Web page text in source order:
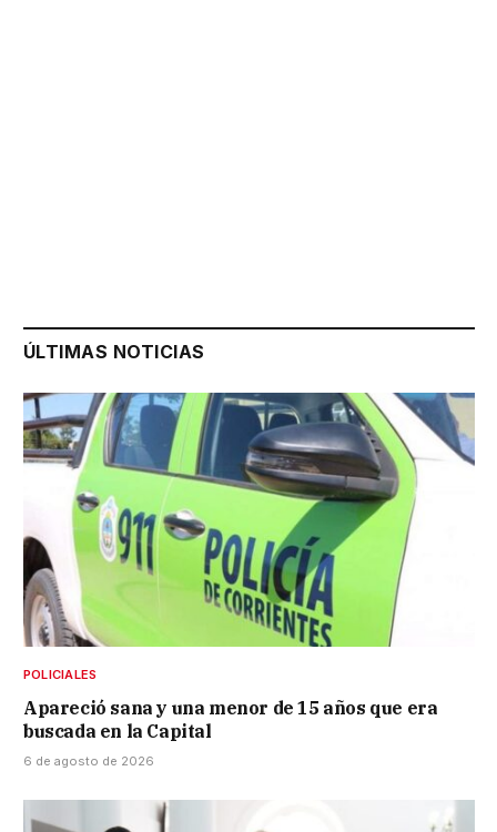
ÚLTIMAS NOTICIAS
POLICIALES
Apareció sana y una menor de 15 años que era
buscada en la Capital
6 de agosto de 2026